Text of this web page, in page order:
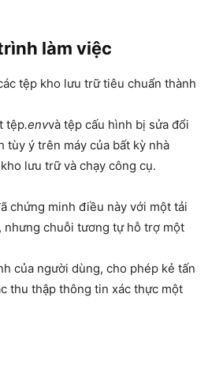
làm việc
tệp kho lưu trữ tiêu chuẩn thành
tệp.envvà tệp cấu hình bị sửa đổi
tùy ý trên máy của bất kỳ nhà
lưu trữ và chạy công cụ.
chứng minh điều này với một tải
nhưng chuỗi tương tự hỗ trợ một
của người dùng, cho phép kẻ tấn
thu thập thông tin xác thực một